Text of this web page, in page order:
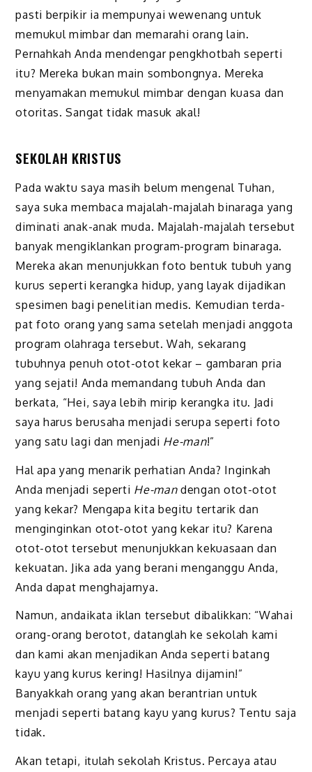
pasti berpikir ia mempunyai wewenang untuk
memukul mimbar dan memarahi orang lain.
Pernahkah Anda mendengar pengkhotbah seperti
itu? Mereka bukan main sombongnya. Mereka
menyamakan memukul mimbar dengan kuasa dan
otoritas. Sangat tidak masuk akal!
SEKOLAH KRISTUS
Pada waktu saya masih belum mengenal Tuhan,
saya suka membaca majalah-majalah binaraga yang
diminati anak-anak muda. Majalah-majalah tersebut
banyak mengiklankan program-program binaraga.
Mereka akan menunjukkan foto bentuk tubuh yang
kurus seperti kerangka hidup, yang layak dijadikan
spesimen bagi penelitian medis. Kemudian terda­
pat foto orang yang sama setelah menjadi anggota
program olahraga tersebut. Wah, sekarang
tubuhnya penuh otot-otot kekar – gambaran pria
yang sejati! Anda memandang tubuh Anda dan
berkata, “Hei, saya lebih mirip kerangka itu. Jadi
saya harus berusaha menjadi serupa seperti foto
yang satu lagi dan menjadi He-man!”
Hal apa yang menarik perhatian Anda? Inginkah
Anda menjadi seperti He-mandengan otot-otot
yang kekar? Mengapa kita begitu tertarik dan
menginginkan otot-otot yang kekar itu? Karena
otot-otot tersebut menunjukkan kekuasaan dan
kekuatan. Jika ada yang berani menganggu Anda,
Anda dapat menghajarnya.
Namun, andaikata iklan tersebut dibalikkan: “Wahai
orang-orang berotot, datanglah ke sekolah kami
dan kami akan menjadikan Anda seperti batang
kayu yang kurus kering! Hasilnya dijamin!”
Banyakkah orang yang akan berantrian untuk
menjadi seperti batang kayu yang kurus? Tentu saja
tidak.
Akan tetapi, itulah sekolah Kristus. Percaya atau